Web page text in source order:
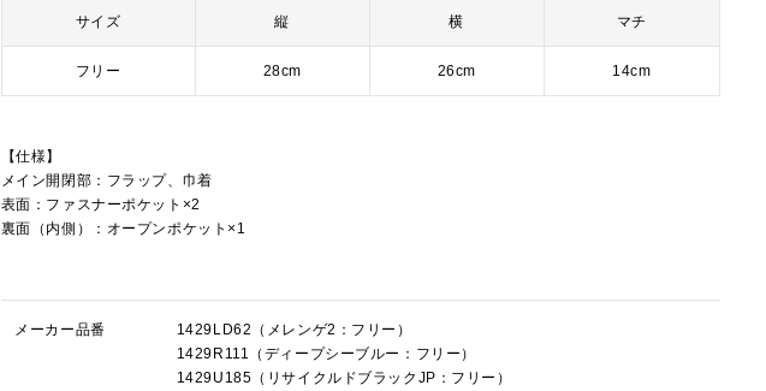
サイズ 縦 横 マチ
フリー 28cm 26cm 14cm
【仕様】
メイン開閉部：フラップ、巾着
表面：ファスナーポケット×2
裏面（内側）：オープンポケット×1
メーカー品番
1429LD62（メレンゲ2：フリー）
1429R111（ディープシーブルー：フリー）
1429U185（リサイクルドブラックJP：フリー）